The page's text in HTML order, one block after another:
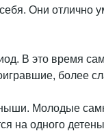
Они отлично
В это время
более
Молодые
на одного